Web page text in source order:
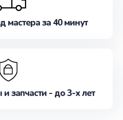
мастера за 40 минут
запчасти - до 3-х лет